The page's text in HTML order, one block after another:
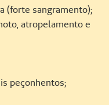
(forte sangramento);
atropelamento e
peçonhentos;